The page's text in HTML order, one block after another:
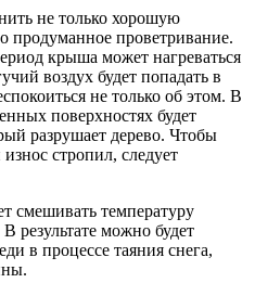
не только хорошую
продуманное проветривание.
крыша может нагреваться
воздух будет попадать в
не только об этом. В
поверхностях будет
разрушает дерево. Чтобы
стропил, следует
смешивать температуру
результате можно будет
в процессе таяния снега,